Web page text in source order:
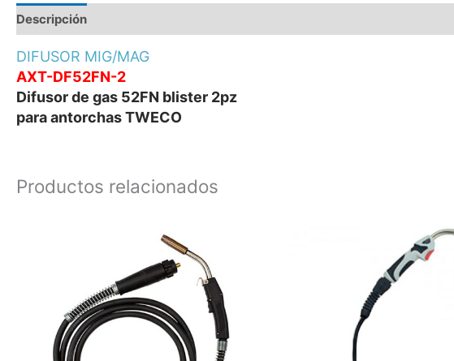
Descripción
DIFUSOR MIG/MAG
AXT-DF52FN-2
Difusor de gas 52FN blister 2pz
​para antorchas TWECO
Productos relacionados